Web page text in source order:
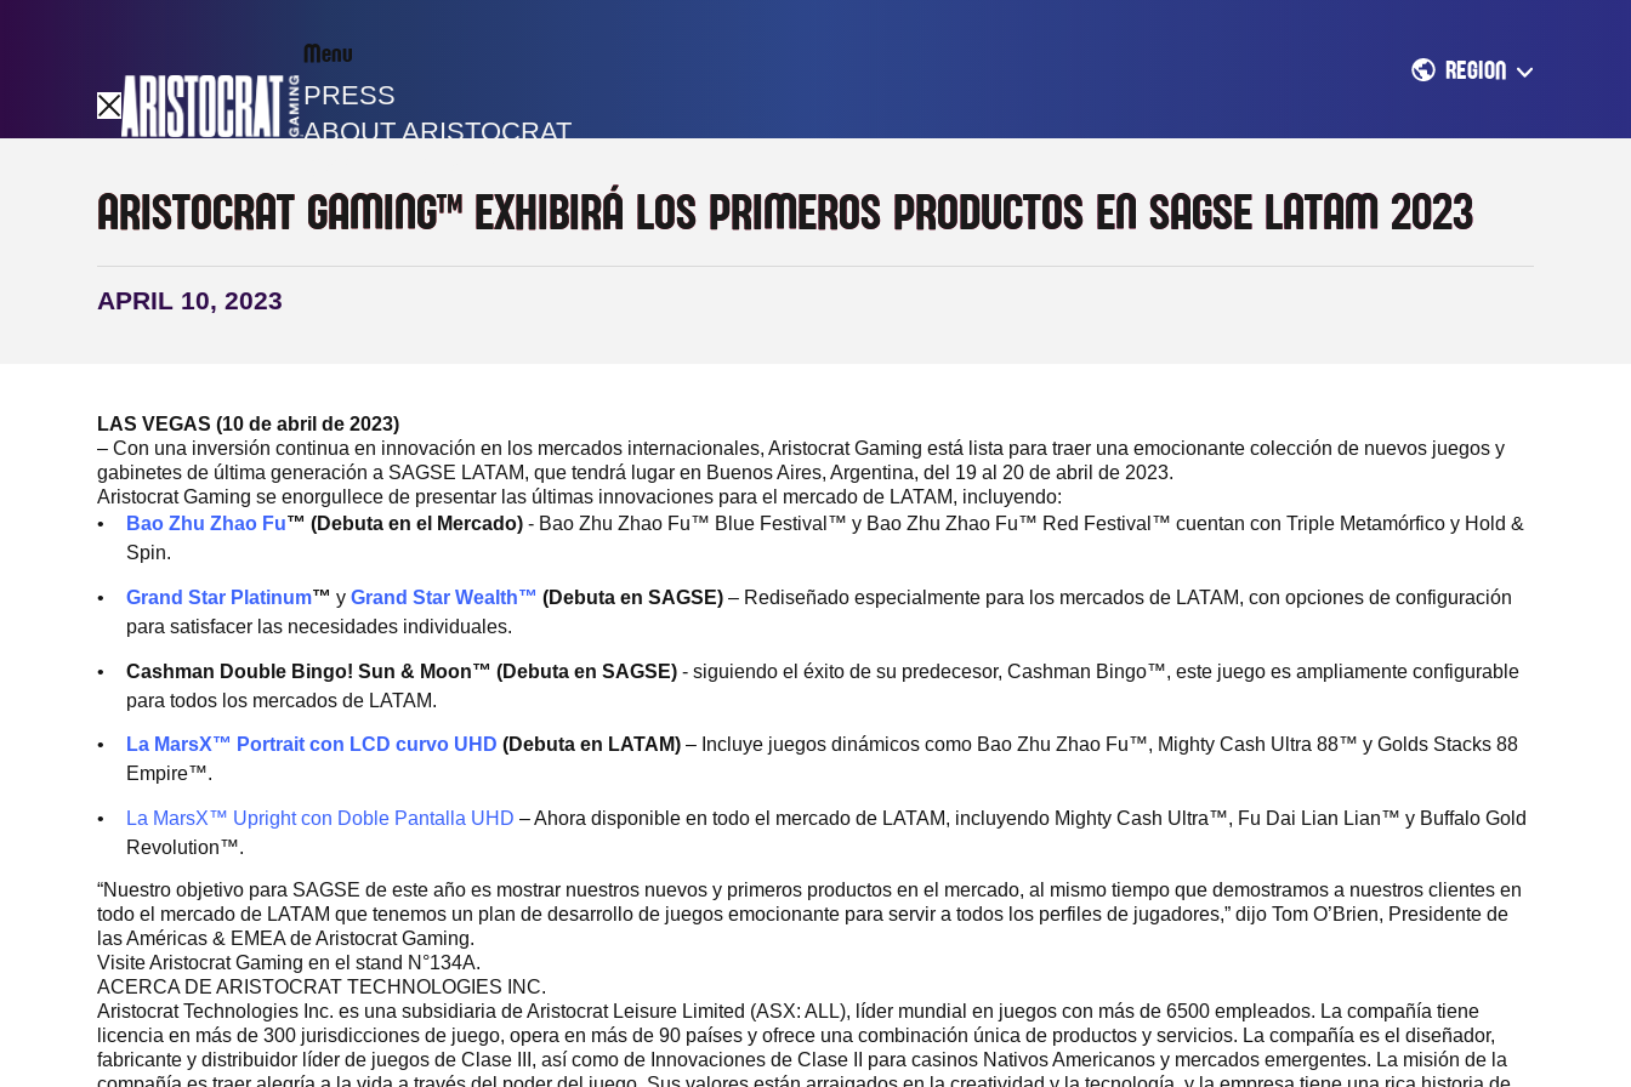
Menu
PRESS
ABOUT ARISTOCRAT
REGION
ARISTOCRAT GAMING™ EXHIBIRÁ LOS PRIMEROS PRODUCTOS EN SAGSE LATAM 2023
APRIL 10, 2023
LAS VEGAS (10 de abril de 2023)
– Con una inversión continua en innovación en los mercados internacionales, Aristocrat Gaming está lista para traer una emocionante colección de nuevos juegos y
gabinetes de última generación a SAGSE LATAM, que tendrá lugar en Buenos Aires, Argentina, del 19 al 20 de abril de 2023.
Aristocrat Gaming se enorgullece de presentar las últimas innovaciones para el mercado de LATAM, incluyendo:
Bao Zhu Zhao Fu™ (Debuta en el Mercado) - Bao Zhu Zhao Fu™ Blue Festival™ y Bao Zhu Zhao Fu™ Red Festival™ cuentan con Triple Metamórfico y Hold &
Spin.
Grand Star Platinum™ y Grand Star Wealth™ (Debuta en SAGSE) – Rediseñado especialmente para los mercados de LATAM, con opciones de configuración
para satisfacer las necesidades individuales.
Cashman Double Bingo! Sun & Moon™ (Debuta en SAGSE) - siguiendo el éxito de su predecesor, Cashman Bingo™, este juego es ampliamente configurable
para todos los mercados de LATAM.
La MarsX™ Portrait con LCD curvo UHD (Debuta en LATAM) – Incluye juegos dinámicos como Bao Zhu Zhao Fu™, Mighty Cash Ultra 88™ y Golds Stacks 88
Empire™.
La MarsX™ Upright con Doble Pantalla UHD – Ahora disponible en todo el mercado de LATAM, incluyendo Mighty Cash Ultra™, Fu Dai Lian Lian™ y Buffalo Gold
Revolution™.
“Nuestro objetivo para SAGSE de este año es mostrar nuestros nuevos y primeros productos en el mercado, al mismo tiempo que demostramos a nuestros clientes en
todo el mercado de LATAM que tenemos un plan de desarrollo de juegos emocionante para servir a todos los perfiles de jugadores,” dijo Tom O’Brien, Presidente de
las Américas & EMEA de Aristocrat Gaming.
Visite Aristocrat Gaming en el stand N°134A.
ACERCA DE ARISTOCRAT TECHNOLOGIES INC.
Aristocrat Technologies Inc. es una subsidiaria de Aristocrat Leisure Limited (ASX: ALL), líder mundial en juegos con más de 6500 empleados. La compañía tiene
licencia en más de 300 jurisdicciones de juego, opera en más de 90 países y ofrece una combinación única de productos y servicios. La compañía es el diseñador,
fabricante y distribuidor líder de juegos de Clase III, así como de Innovaciones de Clase II para casinos Nativos Americanos y mercados emergentes. La misión de la